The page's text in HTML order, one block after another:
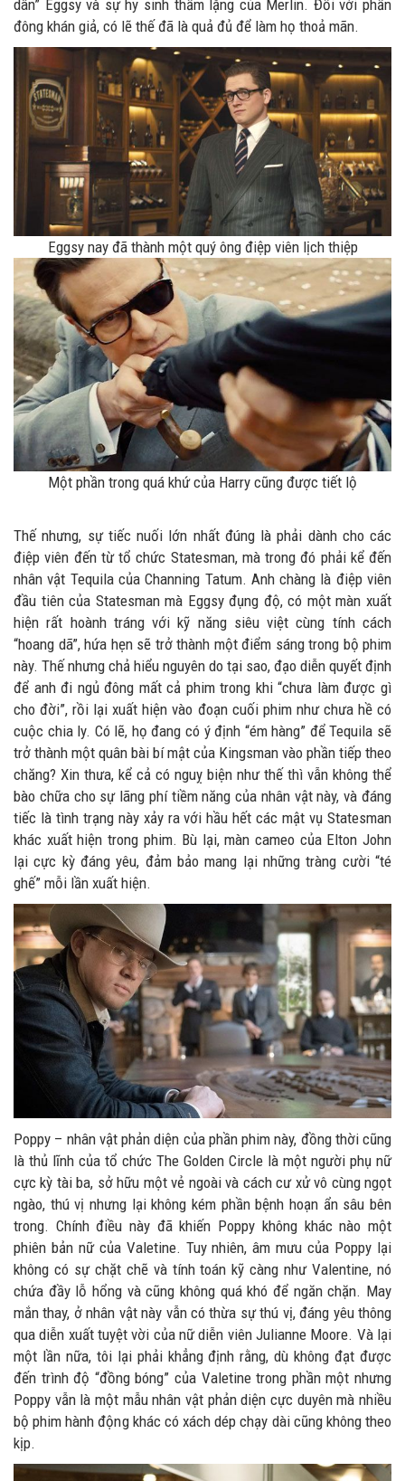
dân” Eggsy và sự hy sinh thầm lặng của Merlin. Đối với phần
đông khán giả, có lẽ thế đã là quả đủ để làm họ thoả mãn.
Eggsy nay đã thành một quý ông điệp viên lịch thiệp
Một phần trong quá khứ của Harry cũng được tiết lộ
Thế nhưng, sự tiếc nuối lớn nhất đúng là phải dành cho các
điệp viên đến từ tổ chức Statesman, mà trong đó phải kể đến
nhân vật Tequila của Channing Tatum. Anh chàng là điệp viên
đầu tiên của Statesman mà Eggsy đụng độ, có một màn xuất
hiện rất hoành tráng với kỹ năng siêu việt cùng tính cách
“hoang dã”, hứa hẹn sẽ trở thành một điểm sáng trong bộ phim
này. Thế nhưng chả hiểu nguyên do tại sao, đạo diễn quyết định
để anh đi ngủ đông mất cả phim trong khi “chưa làm được gì
cho đời”, rồi lại xuất hiện vào đoạn cuối phim như chưa hề có
cuộc chia ly. Có lẽ, họ đang có ý định “ém hàng” để Tequila sẽ
trở thành một quân bài bí mật của Kingsman vào phần tiếp theo
chăng? Xin thưa, kể cả có nguỵ biện như thế thì vẫn không thể
bào chữa cho sự lãng phí tiềm năng của nhân vật này, và đáng
tiếc là tình trạng này xảy ra với hầu hết các mật vụ Statesman
khác xuất hiện trong phim. Bù lại, màn cameo của Elton John
lại cực kỳ đáng yêu, đảm bảo mang lại những tràng cười “té
ghế” mỗi lần xuất hiện.
Poppy – nhân vật phản diện của phần phim này, đồng thời cũng
là thủ lĩnh của tổ chức The Golden Circle là một người phụ nữ
cực kỳ tài ba, sở hữu một vẻ ngoài và cách cư xử vô cùng ngọt
ngào, thú vị nhưng lại không kém phần bệnh hoạn ẩn sâu bên
trong. Chính điều này đã khiến Poppy không khác nào một
phiên bản nữ của Valetine. Tuy nhiên, âm mưu của Poppy lại
không có sự chặt chẽ và tính toán kỹ càng như Valentine, nó
chứa đầy lỗ hổng và cũng không quá khó để ngăn chặn. May
mắn thay, ở nhân vật này vẫn có thừa sự thú vị, đáng yêu thông
qua diễn xuất tuyệt vời của nữ diễn viên Julianne Moore. Và lại
một lần nữa, tôi lại phải khẳng định rằng, dù không đạt được
đến trình độ “đồng bóng” của Valetine trong phần một nhưng
Poppy vẫn là một mẫu nhân vật phản diện cực duyên mà nhiều
bộ phim hành động khác có xách dép chạy dài cũng không theo
kịp.